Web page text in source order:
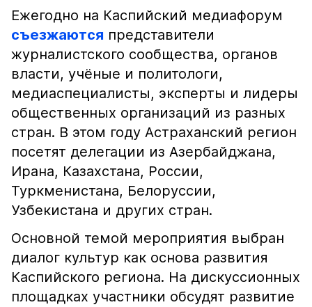
Ежегодно на Каспийский медиафорум
съезжаются представители
журналистского сообщества, органов
власти, учёные и политологи,
медиаспециалисты, эксперты и лидеры
общественных организаций из разных
стран. В этом году Астраханский регион
посетят делегации из Азербайджана,
Ирана, Казахстана, России,
Туркменистана, Белоруссии,
Узбекистана и других стран.
Основной темой мероприятия выбран
диалог культур как основа развития
Каспийского региона. На дискуссионных
площадках участники обсудят развитие